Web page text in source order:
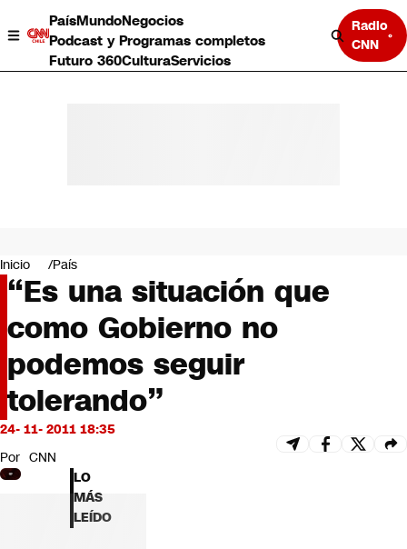
PaísMundoNegocios
Podcast y Programas completos
Futuro 360CulturaServicios
Radio
CNN
Negocios
Deportes
Programas completos
Cultura
Servicios
Bits
CNN tiempo
Futuro 360
Inicio País
“Es una situación que
como Gobierno no
podemos seguir
tolerando”
24- 11- 2011 18:35
Por CNN
LO
MÁS
LEÍDO